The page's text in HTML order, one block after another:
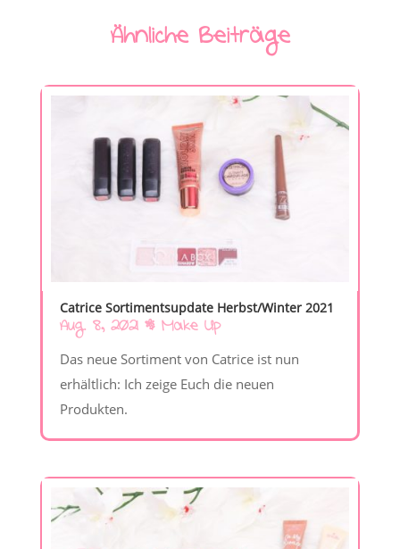
Ähnliche Beiträge
Catrice Sortimentsupdate Herbst/Winter 2021
Aug. 8, 2021| Make Up
Das neue Sortiment von Catrice ist nun
erhältlich: Ich zeige Euch die neuen
Produkten.